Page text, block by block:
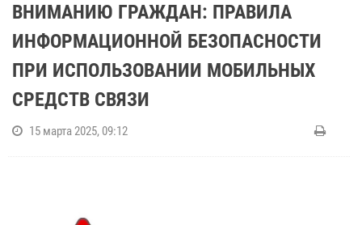
ВНИМАНИЮ ГРАЖДАН: ПРАВИЛА
ИНФОРМАЦИОННОЙ БЕЗОПАСНОСТИ
ПРИ ИСПОЛЬЗОВАНИИ МОБИЛЬНЫХ
СРЕДСТВ СВЯЗИ
15 марта 2025, 09:12